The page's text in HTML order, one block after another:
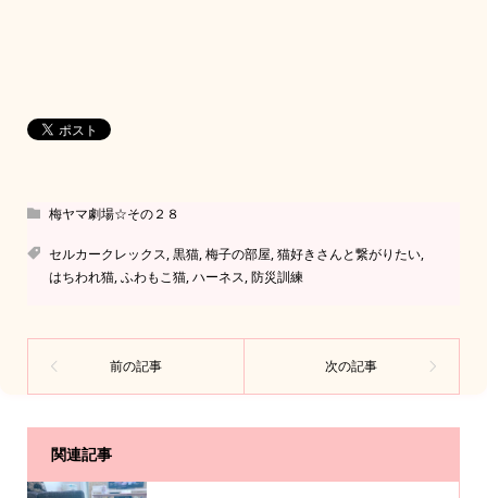
梅ヤマ劇場☆その２８
セルカークレックス,黒猫,梅子の部屋,猫好きさんと繋がりたい,
はちわれ猫,ふわもこ猫,ハーネス,防災訓練
関連記事